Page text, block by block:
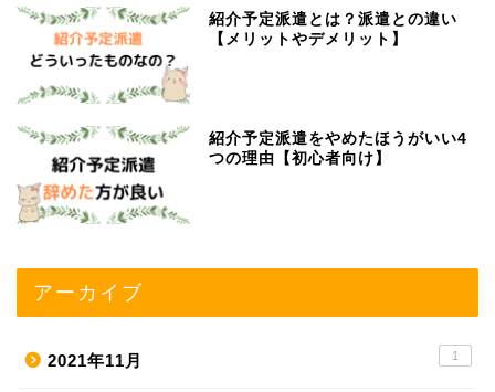
紹介予定派遣とは？派遣との違い
【メリットやデメリット】
紹介予定派遣をやめたほうがいい4
つの理由【初心者向け】
アーカイブ
2021年11月 1